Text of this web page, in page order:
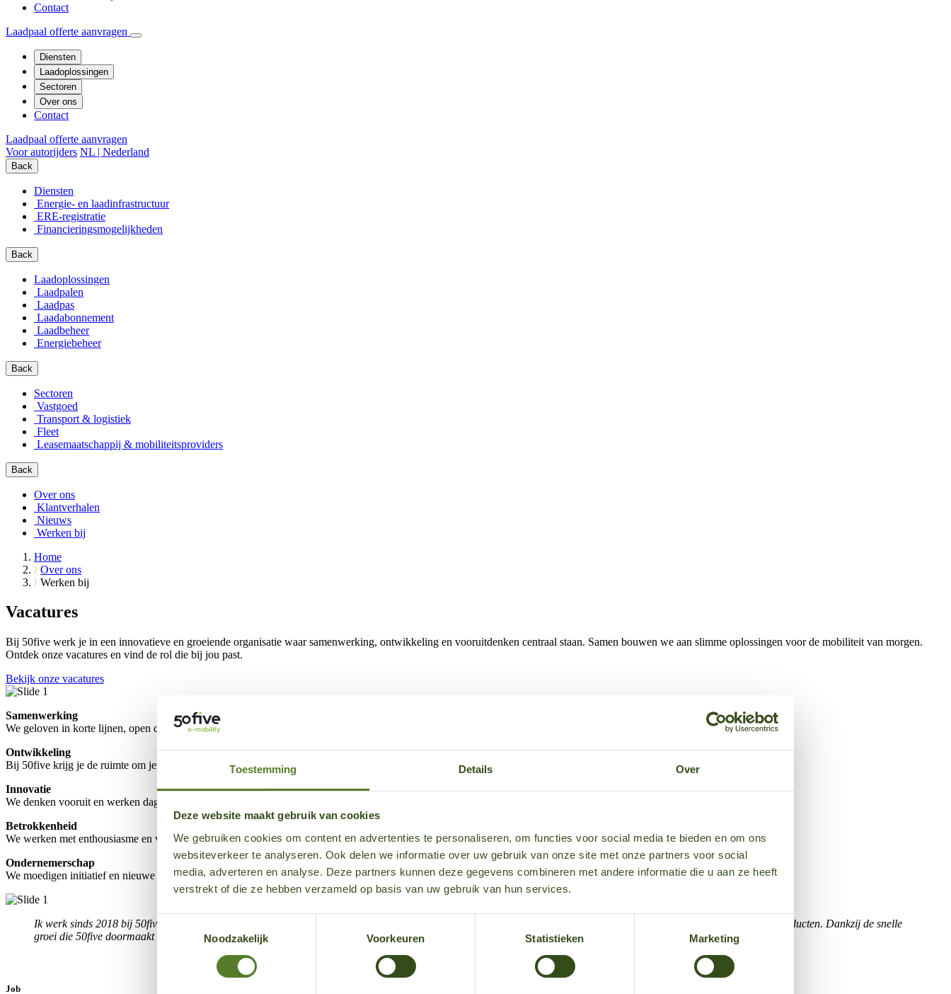
Toestemming Details Over
Deze website maakt gebruik van cookies
We gebruiken cookies om content en advertenties te personaliseren, om functies voor social media te bieden en om ons
websiteverkeer te analyseren. Ook delen we informatie over uw gebruik van onze site met onze partners voor social
media, adverteren en analyse. Deze partners kunnen deze gegevens combineren met andere informatie die u aan ze heeft
verstrekt of die ze hebben verzameld op basis van uw gebruik van hun services.
Toestemmingsselectie
Noodzakelijk
Voorkeuren Statistieken Marketing
Contact
Laadpaal offerte aanvragen
Diensten
Laadoplossingen
Sectoren
Over ons
Contact
Laadpaal offerte aanvragen
Voor autorijders NL | Nederland
Back
Diensten
Energie- en laadinfrastructuur
ERE-registratie
Financierings­mogelijkheden
Back
Laadoplossingen
Laadpalen
Laadpas
Laadabonnement
Laadbeheer
Energiebeheer
Back
Sectoren
Vastgoed
Transport & logistiek
Fleet
Leasemaatschappij & mobiliteitsproviders
Back
Over ons
Klantverhalen
Nieuws
Werken bij
Home
Over ons
Werken bij
Vacatures
Bij 50five werk je in een innovatieve en groeiende organisatie waar samenwerking, ontwikkeling en vooruitdenken centraal staan. Samen bouwen we aan slimme oplossingen voor de mobiliteit van morgen.
Ontdek onze vacatures en vind de rol die bij jou past.
Bekijk onze vacatures
Samenwerking
We geloven in korte lijnen, open communicatie en samenwerken als één team. Door kennis te delen en elkaar te ondersteunen behalen we samen het beste resultaat.
Ontwikkeling
Bij 50five krijg je de ruimte om jezelf te ontwikkelen, initiatief te nemen en door te groeien binnen een organisatie die continu in beweging is.
Innovatie
We denken vooruit en werken dagelijks aan slimme oplossingen voor duurzame mobiliteit, energiemanagement en e‑mobility.
Betrokkenheid
We werken met enthousiasme en verantwoordelijkheid en voelen ons betrokken bij elkaar, onze klanten en de oplossingen die we realiseren.
Ondernemerschap
We moedigen initiatief en nieuwe ideeën aan en geven medewerkers de ruimte om impact te maken en mee te bouwen aan de toekomst van 50five.
Ik werk sinds 2018 bij 50five en als je van een uitdagende baan houdt, is dit de plek voor jou! Wij werken hier namelijk altijd met de nieuwste, slimste en innovatiefste producten. Dankzij de snelle
groei die 50five doormaakt is hier écht elke dag anders, dus dat maakt dat ik ook elke dag met een glimlach naar mijn werk ga.
Job